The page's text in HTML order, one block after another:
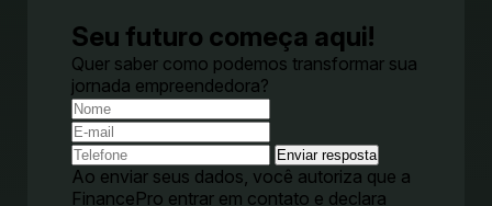
Seu futuro começa aqui!
Quer saber como podemos transformar sua
jornada empreendedora?
Enviar resposta
Ao enviar seus dados, você autoriza que a
FinancePro entrar em contato e declara